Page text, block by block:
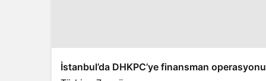
İstanbul’da DHKPC’ye finansman